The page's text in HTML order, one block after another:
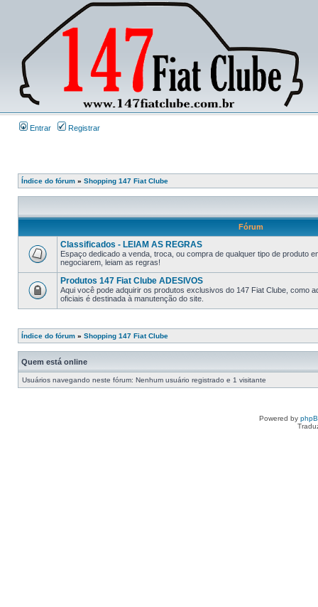
Entrar Registrar
Índice do fórum » Shopping 147 Fiat Clube
Fórum
Classificados - LEIAM AS REGRAS
Espaço dedicado a venda, troca, ou compra de qualquer tipo de produto
negociarem, leiam as regras!
Produtos 147 Fiat Clube ADESIVOS
Aqui você pode adquirir os produtos exclusivos do 147 Fiat Clube, como
oficiais é destinada à manutenção do site.
Índice do fórum » Shopping 147 Fiat Clube
Quem está online
Usuários navegando neste fórum: Nenhum usuário registrado e 1 visitante
Powered by